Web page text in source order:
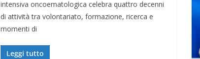
intensiva oncoematologica celebra quattro decenni
di attività tra volontariato, formazione, ricerca e
momenti di
Leggi tutto